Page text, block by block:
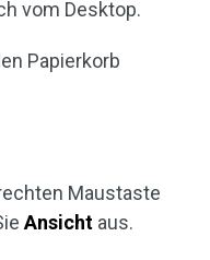
vom Desktop.
Papierkorb
Maustaste
Ansicht aus.